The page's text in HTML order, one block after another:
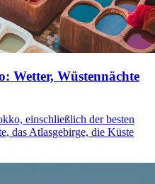
Wetter, Wüstennächte
einschließlich der besten
das Atlasgebirge, die Küste